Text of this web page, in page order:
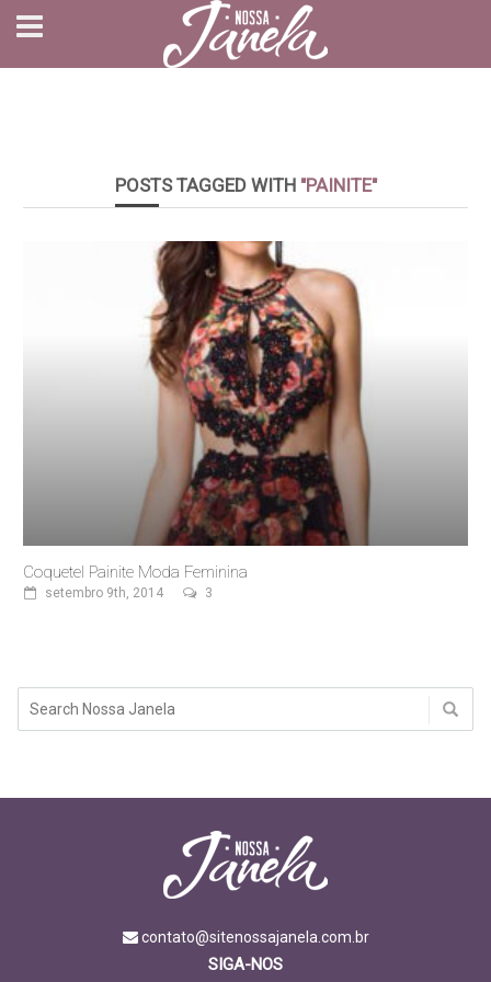
POSTS TAGGED WITH "PAINITE"
Coquetel Painite Moda Feminina
setembro 9th, 2014 3
contato@sitenossajanela.com.br
SIGA-NOS